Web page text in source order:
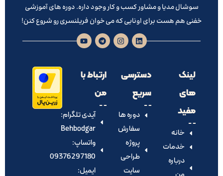
سوشال مدیا و مشاور کسب و کار وجود داره. دوره های آموزشی
خفنی هم هست برای اونایی که می خوان فریلنسری رو شروع کنن!
لینک
های
مفید
خانه
خدمات
درباره
دسترسی
سریع
دوره ها
سفارش
پروژه
طراحی
سایت
ارتباط با
من
آیدی تلگرام:‌
Behbodgar
واتساپ:
09376297180
ایمیل: